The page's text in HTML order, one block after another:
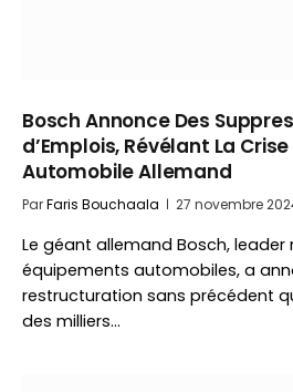
Bosch Annonce Des
d’Emplois, Révélant La
Automobile Allemand
ParFaris Bouchaala 27 novembre
Le géant allemand Bosch, leader
équipements automobiles, a
restructuration sans précédent
des milliers…